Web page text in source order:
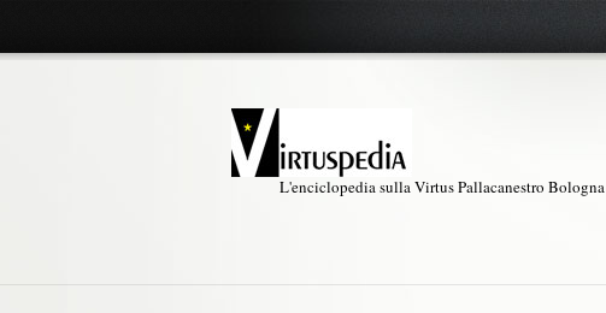
L'enciclopedia sulla Virtus Pallacanestro Bologna